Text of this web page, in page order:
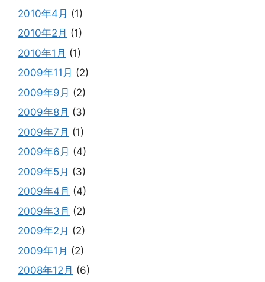
2010年4月 (1)
2010年2月 (1)
2010年1月 (1)
2009年11月 (2)
2009年9月 (2)
2009年8月 (3)
2009年7月 (1)
2009年6月 (4)
2009年5月 (3)
2009年4月 (4)
2009年3月 (2)
2009年2月 (2)
2009年1月 (2)
2008年12月 (6)